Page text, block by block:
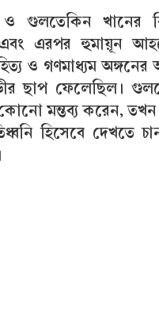
গুলতেকিন খানের
এরপর হুমায়ূন
ও গণমাধ্যম অঙ্গনের
ছাপ ফেলেছিল।
মন্তব্য করেন,
হিসেবে দেখতে